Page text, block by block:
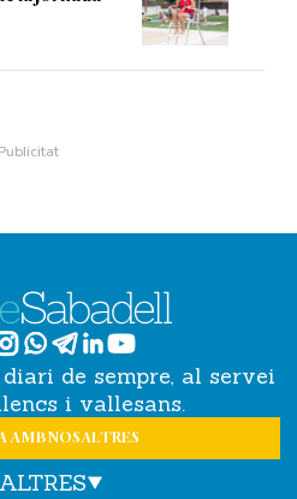
de sempre, al servei
i vallesans.
AMB NOSALTRES